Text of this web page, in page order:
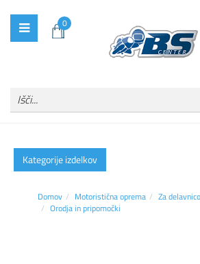
0
Kategorije izdelkov
Domov Motoristična oprema
Za delavnico
Orodja in pripomočki